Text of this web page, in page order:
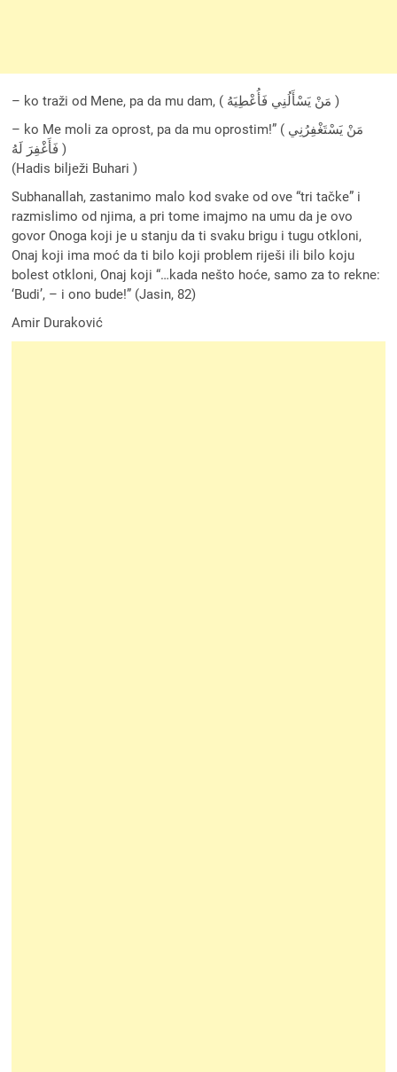
– ko traži od Mene, pa da mu dam, ( مَنْ يَسْأَلُنِي فَأُعْطِيَهُ )
– ko Me moli za oprost, pa da mu oprostim!” ( مَنْ يَسْتَغْفِرُنِي
فَأَغْفِرَ لَهُ )
(Hadis bilježi Buhari )
Subhanallah, zastanimo malo kod svake od ove “tri tačke” i
razmislimo od njima, a pri tome imajmo na umu da je ovo
govor Onoga koji je u stanju da ti svaku brigu i tugu otkloni,
Onaj koji ima moć da ti bilo koji problem riješi ili bilo koju
bolest otkloni, Onaj koji “…kada nešto hoće, samo za to rekne:
‘Budi’, – i ono bude!” (Jasin, 82)
Amir Duraković